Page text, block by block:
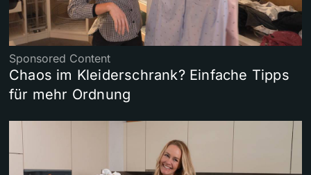
Sponsored Content
Chaos im Kleiderschrank? Einfache Tipps
für mehr Ordnung